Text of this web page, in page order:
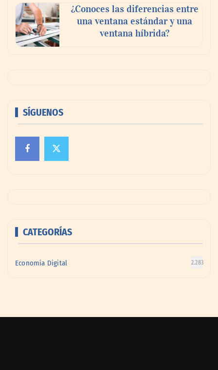
¿Conoces las diferencias entre
una ventana estándar y una
ventana híbrida?
SÍGUENOS
CATEGORÍAS
Economía Digital 2.283